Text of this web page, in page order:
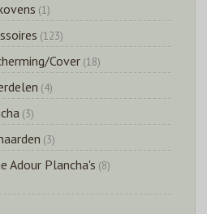
(1)
(123)
Cover (18)
(4)
(3)
(3)
Adour Plancha's (8)